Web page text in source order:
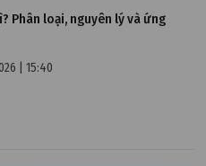
biết về hệ thống
Phân loại, nguyên lý và ứng
| 15:40